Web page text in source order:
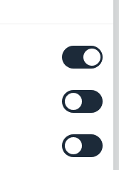
comme les
pouvez les